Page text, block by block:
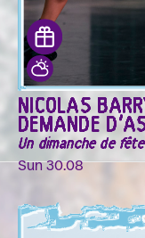
NICOLAS
DEMANDE
Un dimanche de
Sun 30.08